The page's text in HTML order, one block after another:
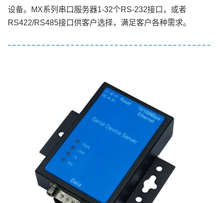
设备。MX系列串口服务器1-32个RS-232接口，或者
RS422/RS485接口供客户选择，满足客户各种需求。